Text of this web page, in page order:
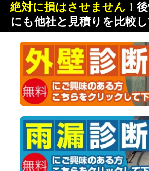
絶対に損はさせません！
にも他社と見積りを比較